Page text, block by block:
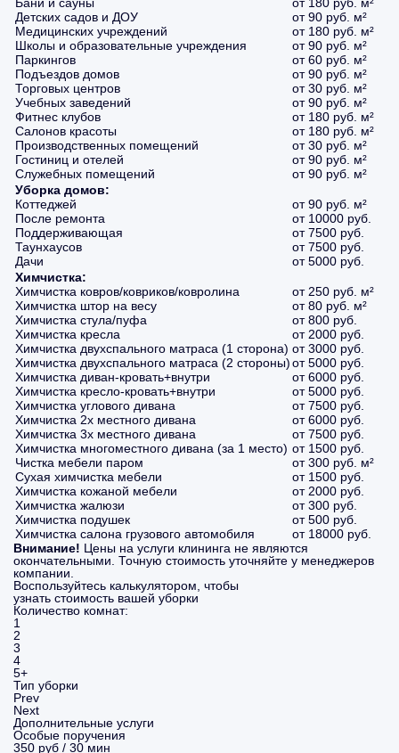
Детских садов и ДОУ
от 90 руб. м²
Медицинских учреждений
от 180 руб. м²
Школы и образовательные учреждения
от 90 руб. м²
Паркингов
от 60 руб. м²
Подъездов домов
от 90 руб. м²
Торговых центров
от 30 руб. м²
Учебных заведений
от 90 руб. м²
Фитнес клубов
от 180 руб. м²
Салонов красоты
от 180 руб. м²
Производственных помещений
от 30 руб. м²
Гостиниц и отелей
от 90 руб. м²
Служебных помещений
от 90 руб. м²
Уборка домов:
Коттеджей
от 90 руб. м²
После ремонта
от 10000 руб.
Поддерживающая
от 7500 руб.
Таунхаусов
от 7500 руб.
Дачи
от 5000 руб.
Химчистка:
Химчистка ковров/ковриков/ковролина
от 250 руб. м²
Химчистка штор на весу
от 80 руб. м²
Химчистка стула/пуфа
от 800 руб.
Химчистка кресла
от 2000 руб.
Химчистка двухспального матраса (1 сторона) от 3000 руб.
Химчистка двухспального матраса (2 стороны)от 5000 руб.
Химчистка диван-кровать+внутри
от 6000 руб.
Химчистка кресло-кровать+внутри
от 5000 руб.
Химчистка углового дивана
от 7500 руб.
Химчистка 2х местного дивана
от 6000 руб.
Химчистка 3х местного дивана
от 7500 руб.
Химчистка многоместного дивана (за 1 место) от 1500 руб.
Чистка мебели паром
от 300 руб. м²
Сухая химчистка мебели
от 1500 руб.
Химчистка кожаной мебели
от 2000 руб.
Химчистка жалюзи
от 300 руб.
Химчистка подушек
от 500 руб.
Химчистка салона грузового автомобиля
от 18000 руб.
Внимание! Цены на услуги клининга не являются
окончательными. Точную стоимость уточняйте у менеджеров
компании.
Воспользуйтесь калькулятором, чтобы
узнать стоимость вашей уборки
Количество комнат:
1
2
3
4
5+
Тип уборки
Prev
Next
Дополнительные услуги
Особые поручения
350 руб / 30 мин